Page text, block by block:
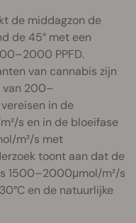
de middagzon de
de 45° met een
PPFD.
van cannabis zijn
van 200–
in de
s en in de bloeifase
m²/s met
toont aan dat de
1500–2000μmol/m²/s
en de natuurlijke